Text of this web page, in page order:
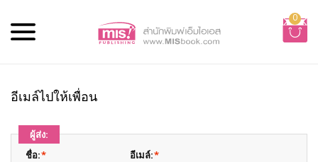
0
อีเมล์ไปให้เพื่อน
ผู้ส่ง:
*
ชื่อ: *
อีเมล์: